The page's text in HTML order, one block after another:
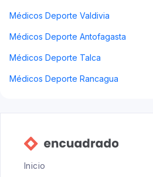
Médicos Deporte Valdivia
Médicos Deporte Antofagasta
Médicos Deporte Talca
Médicos Deporte Rancagua
Inicio